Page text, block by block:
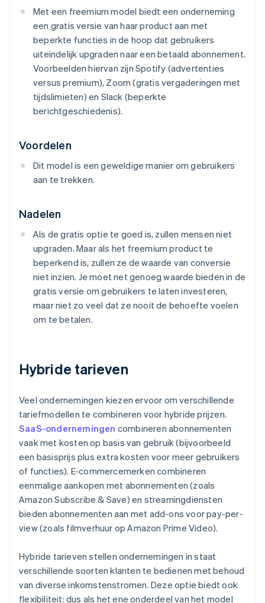
Met een freemium model biedt een onderneming
een gratis versie van haar product aan met
beperkte functies in de hoop dat gebruikers
uiteindelijk upgraden naar een betaald abonnement.
Voorbeelden hiervan zijn Spotify (advertenties
versus premium), Zoom (gratis vergaderingen met
tijdslimieten) en Slack (beperkte
berichtgeschiedenis).
Voordelen
Dit model is een geweldige manier om gebruikers
aan te trekken.
Nadelen
Als de gratis optie te goed is, zullen mensen niet
upgraden. Maar als het freemium product te
beperkend is, zullen ze de waarde van conversie
niet inzien. Je moet net genoeg waarde bieden in de
gratis versie om gebruikers te laten investeren,
maar niet zo veel dat ze nooit de behoefte voelen
om te betalen.
Hybride tarieven
Veel ondernemingen kiezen ervoor om verschillende
tariefmodellen te combineren voor hybride prijzen.
SaaS-ondernemingen combineren abonnementen
vaak met kosten op basis van gebruik (bijvoorbeeld
een basisprijs plus extra kosten voor meer gebruikers
of functies). E-commercemerken combineren
eenmalige aankopen met abonnementen (zoals
Amazon Subscribe & Save) en streamingdiensten
bieden abonnementen aan met add-ons voor pay-per-
view (zoals filmverhuur op Amazon Prime Video).
Hybride tarieven stellen ondernemingen in staat
verschillende soorten klanten te bedienen met behoud
van diverse inkomstenstromen. Deze optie biedt ook
flexibiliteit: dus als het ene onderdeel van het model